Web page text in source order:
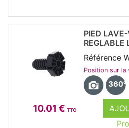
10.01 € TTC
PIED
REGLABLE
Référence
Position sur la
360°